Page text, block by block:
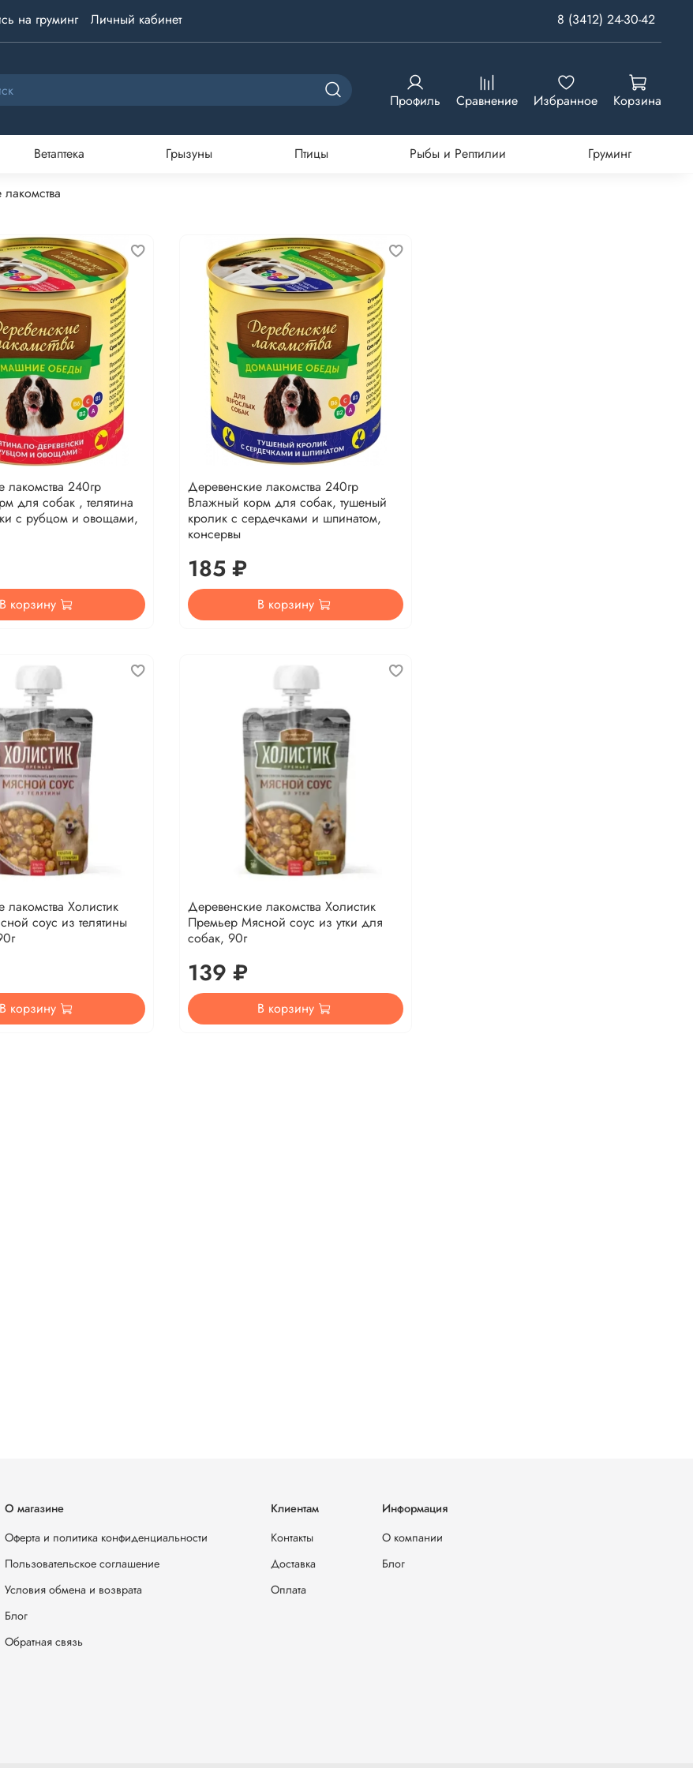
на груминг Личный кабинет 8 (3412) 24-30-42
Профиль Сравнение Избранное Корзина
Ветаптека Грызуны Птицы Рыбы и Рептилии Груминг
лакомства 240гр
для собак , телятина
с рубцом и овощами,
В корзину
Деревенские лакомства 240гр
Влажный корм для собак, тушеный
кролик с сердечками и шпинатом,
консервы
185 ₽
В корзину
лакомства Холистик
соус из телятины
В корзину
Деревенские лакомства Холистик
Премьер Мясной соус из утки для
собак, 90г
139 ₽
В корзину
О магазине
Оферта и политика конфиденциальности
Пользовательское соглашение
Условия обмена и возврата
Блог
Обратная связь
Клиентам
Контакты
Доставка
Оплата
Информация
О компании
Блог